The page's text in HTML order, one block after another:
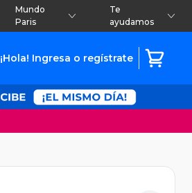
Mundo
Paris
Te
ayudamos
¡Hola! Ingresa o regístrate